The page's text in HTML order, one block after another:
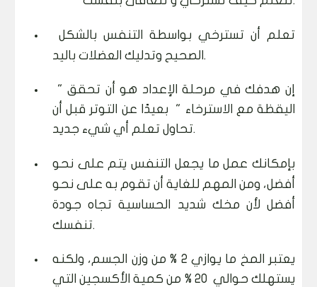
تعلم أن تسترخي بواسطة التنفس بالشكل
الصحيح وتدليك العضلات باليد.
اليقظة مع الاسترخاء " بعيدًا عن التوتر قبل أن
تحاول تعلم أي شيء جديد.
بإمكانك عمل ما يجعل التنفس يتم على نحو
أفضل، ومن المهم للغاية أن تقوم به على نحو
أفضل لأن مخك شديد الحساسية تجاه جودة
تنفسك.
يعتبر المخ ما يوازي 2 % من وزن الجسم، ولكنه
يستهلك حوالي 20 % من كمية الأكسجين التي